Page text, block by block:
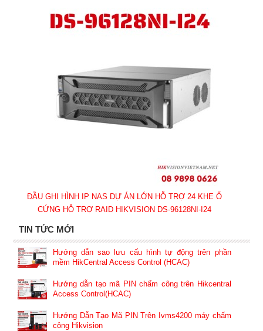
ĐẦU GHI HÌNH IP NAS DỰ ÁN LỚN HỖ TRỢ 24 KHE Ổ
CỨNG HỖ TRỢ RAID HIKVISION DS-96128NI-I24
TIN TỨC MỚI
Hướng dẫn sao lưu cấu hình tự động trên phần
mềm HikCentral Access Control (HCAC)
Hướng dẫn tạo mã PIN chấm công trên Hikcentral
Access Control(HCAC)
Hướng Dẫn Tạo Mã PIN Trên Ivms4200 máy chấm
công Hikvision